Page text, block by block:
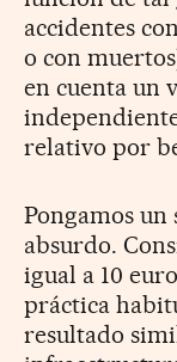
accidentes
o con
en cuenta un
relativo por
Pongamos
absurdo.
igual a 10
práctica
resultado